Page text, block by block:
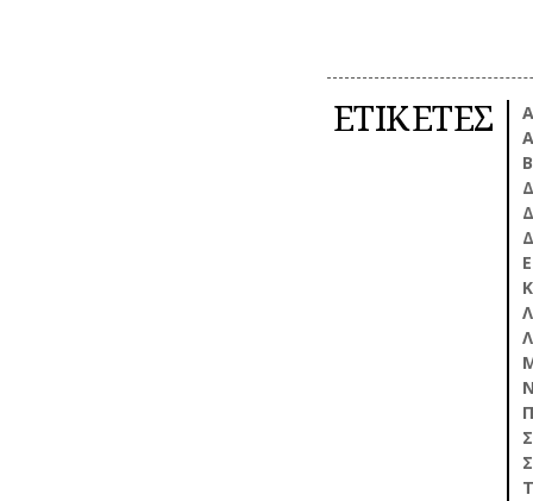
ΕΤΙΚΕΤΕΣ